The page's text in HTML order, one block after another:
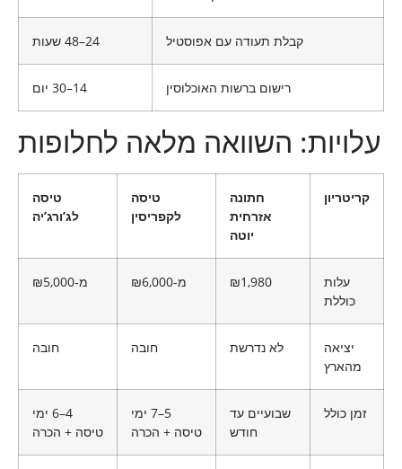
קבלת תעודה עם אפוסטיל
רישום ברשות האוכלוסין
עלויות: השוואה מלאה לחלופות
קריטריון
חתונה
אזרחית
יוטה
טיסה
לקפריסין
טיסה
לג’ורג’יה
עלות
כוללת
₪1,980
יציאה
מהארץ
לא נדרשת חובה חובה
זמן כולל
שבועיים עד
חודש
5–7 ימי
טיסה + הכרה
4–6 ימי
טיסה + הכרה